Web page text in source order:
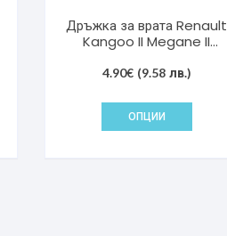
Дръжка за врата Renault
Kangoo II Megane II
4.90€ (9.58 лв.)
ОПЦИИ
This